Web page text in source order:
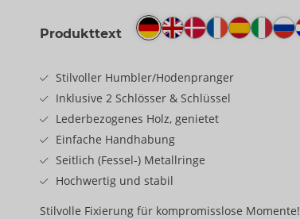
Produkttext
Stilvoller Humbler/Hodenpranger
Inklusive 2 Schlösser & Schlüssel
Lederbezogenes Holz, genietet
Einfache Handhabung
Seitlich (Fessel-) Metallringe
Hochwertig und stabil
Stilvolle Fixierung für kompromisslose Momente!